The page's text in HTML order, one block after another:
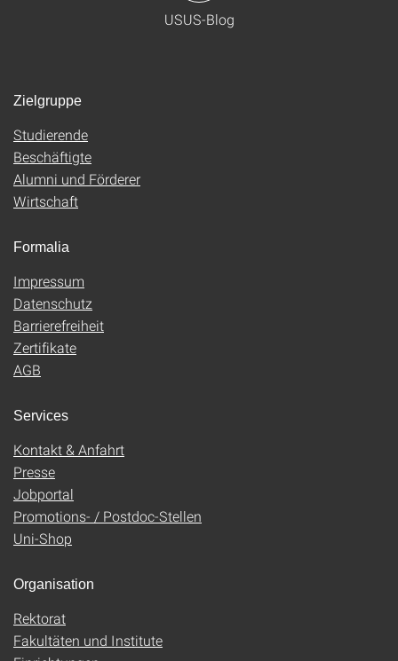
USUS-Blog
Zielgruppe
Studierende
Beschäftigte
Alumni und Förderer
Wirtschaft
Formalia
Impressum
Datenschutz
Barrierefreiheit
Zertifikate
AGB
Services
Kontakt & Anfahrt
Presse
Jobportal
Promotions- / Postdoc-Stellen
Uni-Shop
Organisation
Rektorat
Fakultäten und Institute